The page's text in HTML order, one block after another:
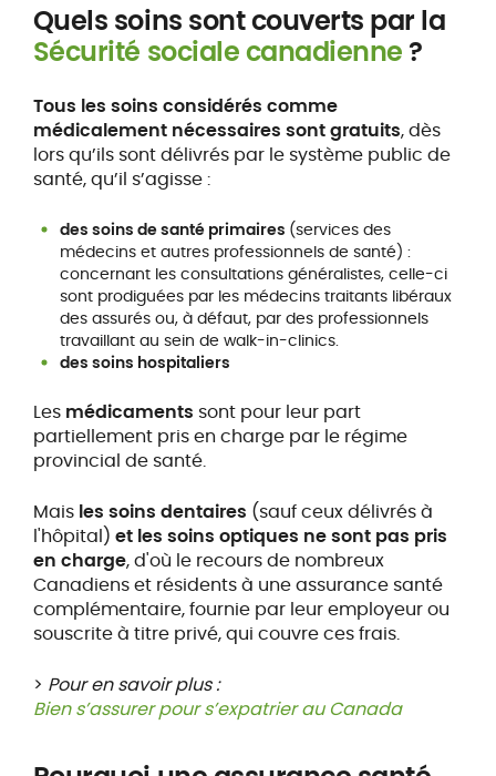
Quels soins sont couverts par la
Sécurité sociale canadienne ?
Tous les soins considérés comme
médicalement nécessaires sont gratuits, dès
lors qu’ils sont délivrés par le système public de
santé, qu’il s’agisse :
des soins de santé primaires (services des
médecins et autres professionnels de santé) :
concernant les consultations généralistes, celle-ci
sont prodiguées par les médecins traitants libéraux
des assurés ou, à défaut, par des professionnels
travaillant au sein de walk-in-clinics.
des soins hospitaliers
Les médicaments sont pour leur part
partiellement pris en charge par le régime
provincial de santé.
Mais les soins dentaires (sauf ceux délivrés à
l'hôpital) et les soins optiques ne sont pas pris
en charge, d'où le recours de nombreux
Canadiens et résidents à une assurance santé
complémentaire, fournie par leur employeur ou
souscrite à titre privé, qui couvre ces frais.
> Pour en savoir plus :
Bien s’assurer pour s’expatrier au Canada